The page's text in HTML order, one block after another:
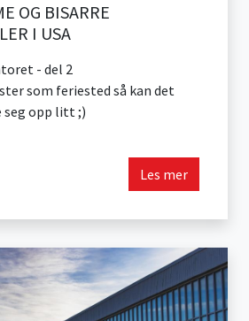
OG BISARRE
I USA
- del 2
som feriested så kan det
seg opp litt ;)
Les mer